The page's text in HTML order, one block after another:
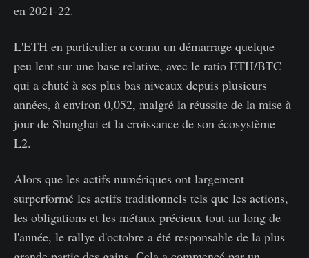
en 2021-22.
L'ETH en particulier a connu un démarrage quelque
peu lent sur une base relative, avec le ratio ETH/BTC
qui a chuté à ses plus bas niveaux depuis plusieurs
années, à environ 0,052, malgré la réussite de la mise à
jour de Shanghai et la croissance de son écosystème
L2.
Alors que les actifs numériques ont largement
surperformé les actifs traditionnels tels que les actions,
les obligations et les métaux précieux tout au long de
l'année, le rallye d'octobre a été responsable de la plus